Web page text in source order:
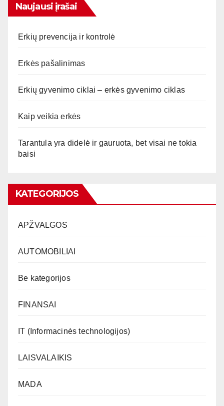
Naujausi įrašai
Erkių prevencija ir kontrolė
Erkės pašalinimas
Erkių gyvenimo ciklai – erkės gyvenimo ciklas
Kaip veikia erkės
Tarantula yra didelė ir gauruota, bet visai ne tokia
baisi
KATEGORIJOS
APŽVALGOS
AUTOMOBILIAI
Be kategorijos
FINANSAI
IT (Informacinės technologijos)
LAISVALAIKIS
MADA